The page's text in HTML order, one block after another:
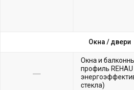
Окна / двери
Окна и
профиль
стекла)